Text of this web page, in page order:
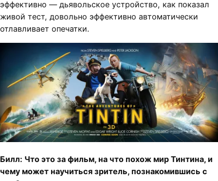
эффективно — дьявольское устройство, как показал
живой тест, довольно эффективно автоматически
отлавливает опечатки.
Билл: Что это за фильм, на что похож мир Тинтина, и
чему может научиться зритель, познакомившись с